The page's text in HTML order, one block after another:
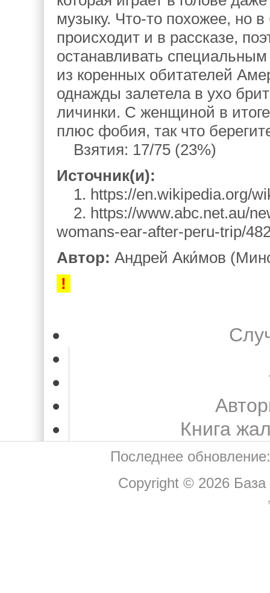
музыку. Что‑то похожее, но
происходит и в рассказе,
останавливать
из коренных обитателей
однажды залетела в ухо
личинки. С женщиной в
плюс фобия, так что
Взятия: 17/75 (23%)
Источник(и):
1. https://en.wikipedia.org/
2. https://www.abc.net.au/
womans-ear-after-peru-trip/
Автор: Андрей Аки́мов
!
Книга
Последнее
Copyright © 2026 База